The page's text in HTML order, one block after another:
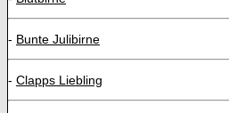
- Bunte Julibirne
- Clapps Liebling